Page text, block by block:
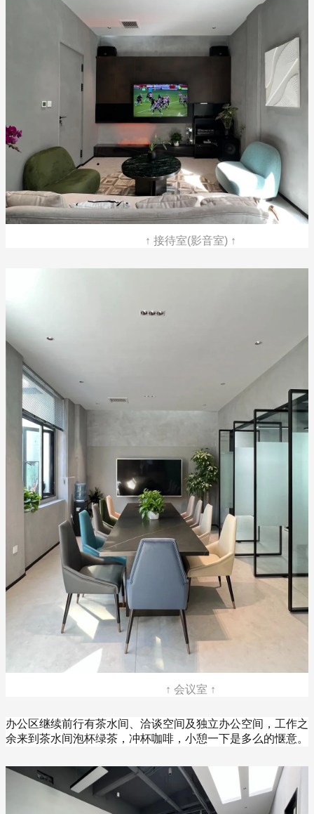
↑ 接待室(影音室) ↑
↑ 会议室 ↑
办公区继续前行有茶水间、洽谈空间及独立办公空间，工作之
余来到茶水间泡杯绿茶，冲杯咖啡，小憩一下是多么的惬意。